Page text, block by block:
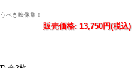
べき映像集！
販売価格: 13,750円(税込)